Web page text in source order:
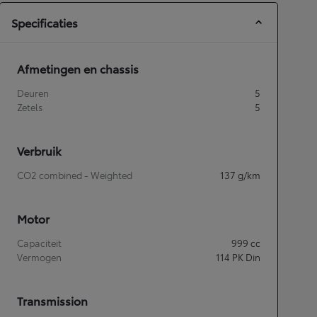
Specificaties
Afmetingen en chassis
Deuren
5
Zetels
5
Verbruik
CO2 combined - Weighted 137 g/km
Motor
Capaciteit 999 cc
Vermogen
114 PK Din
Transmission